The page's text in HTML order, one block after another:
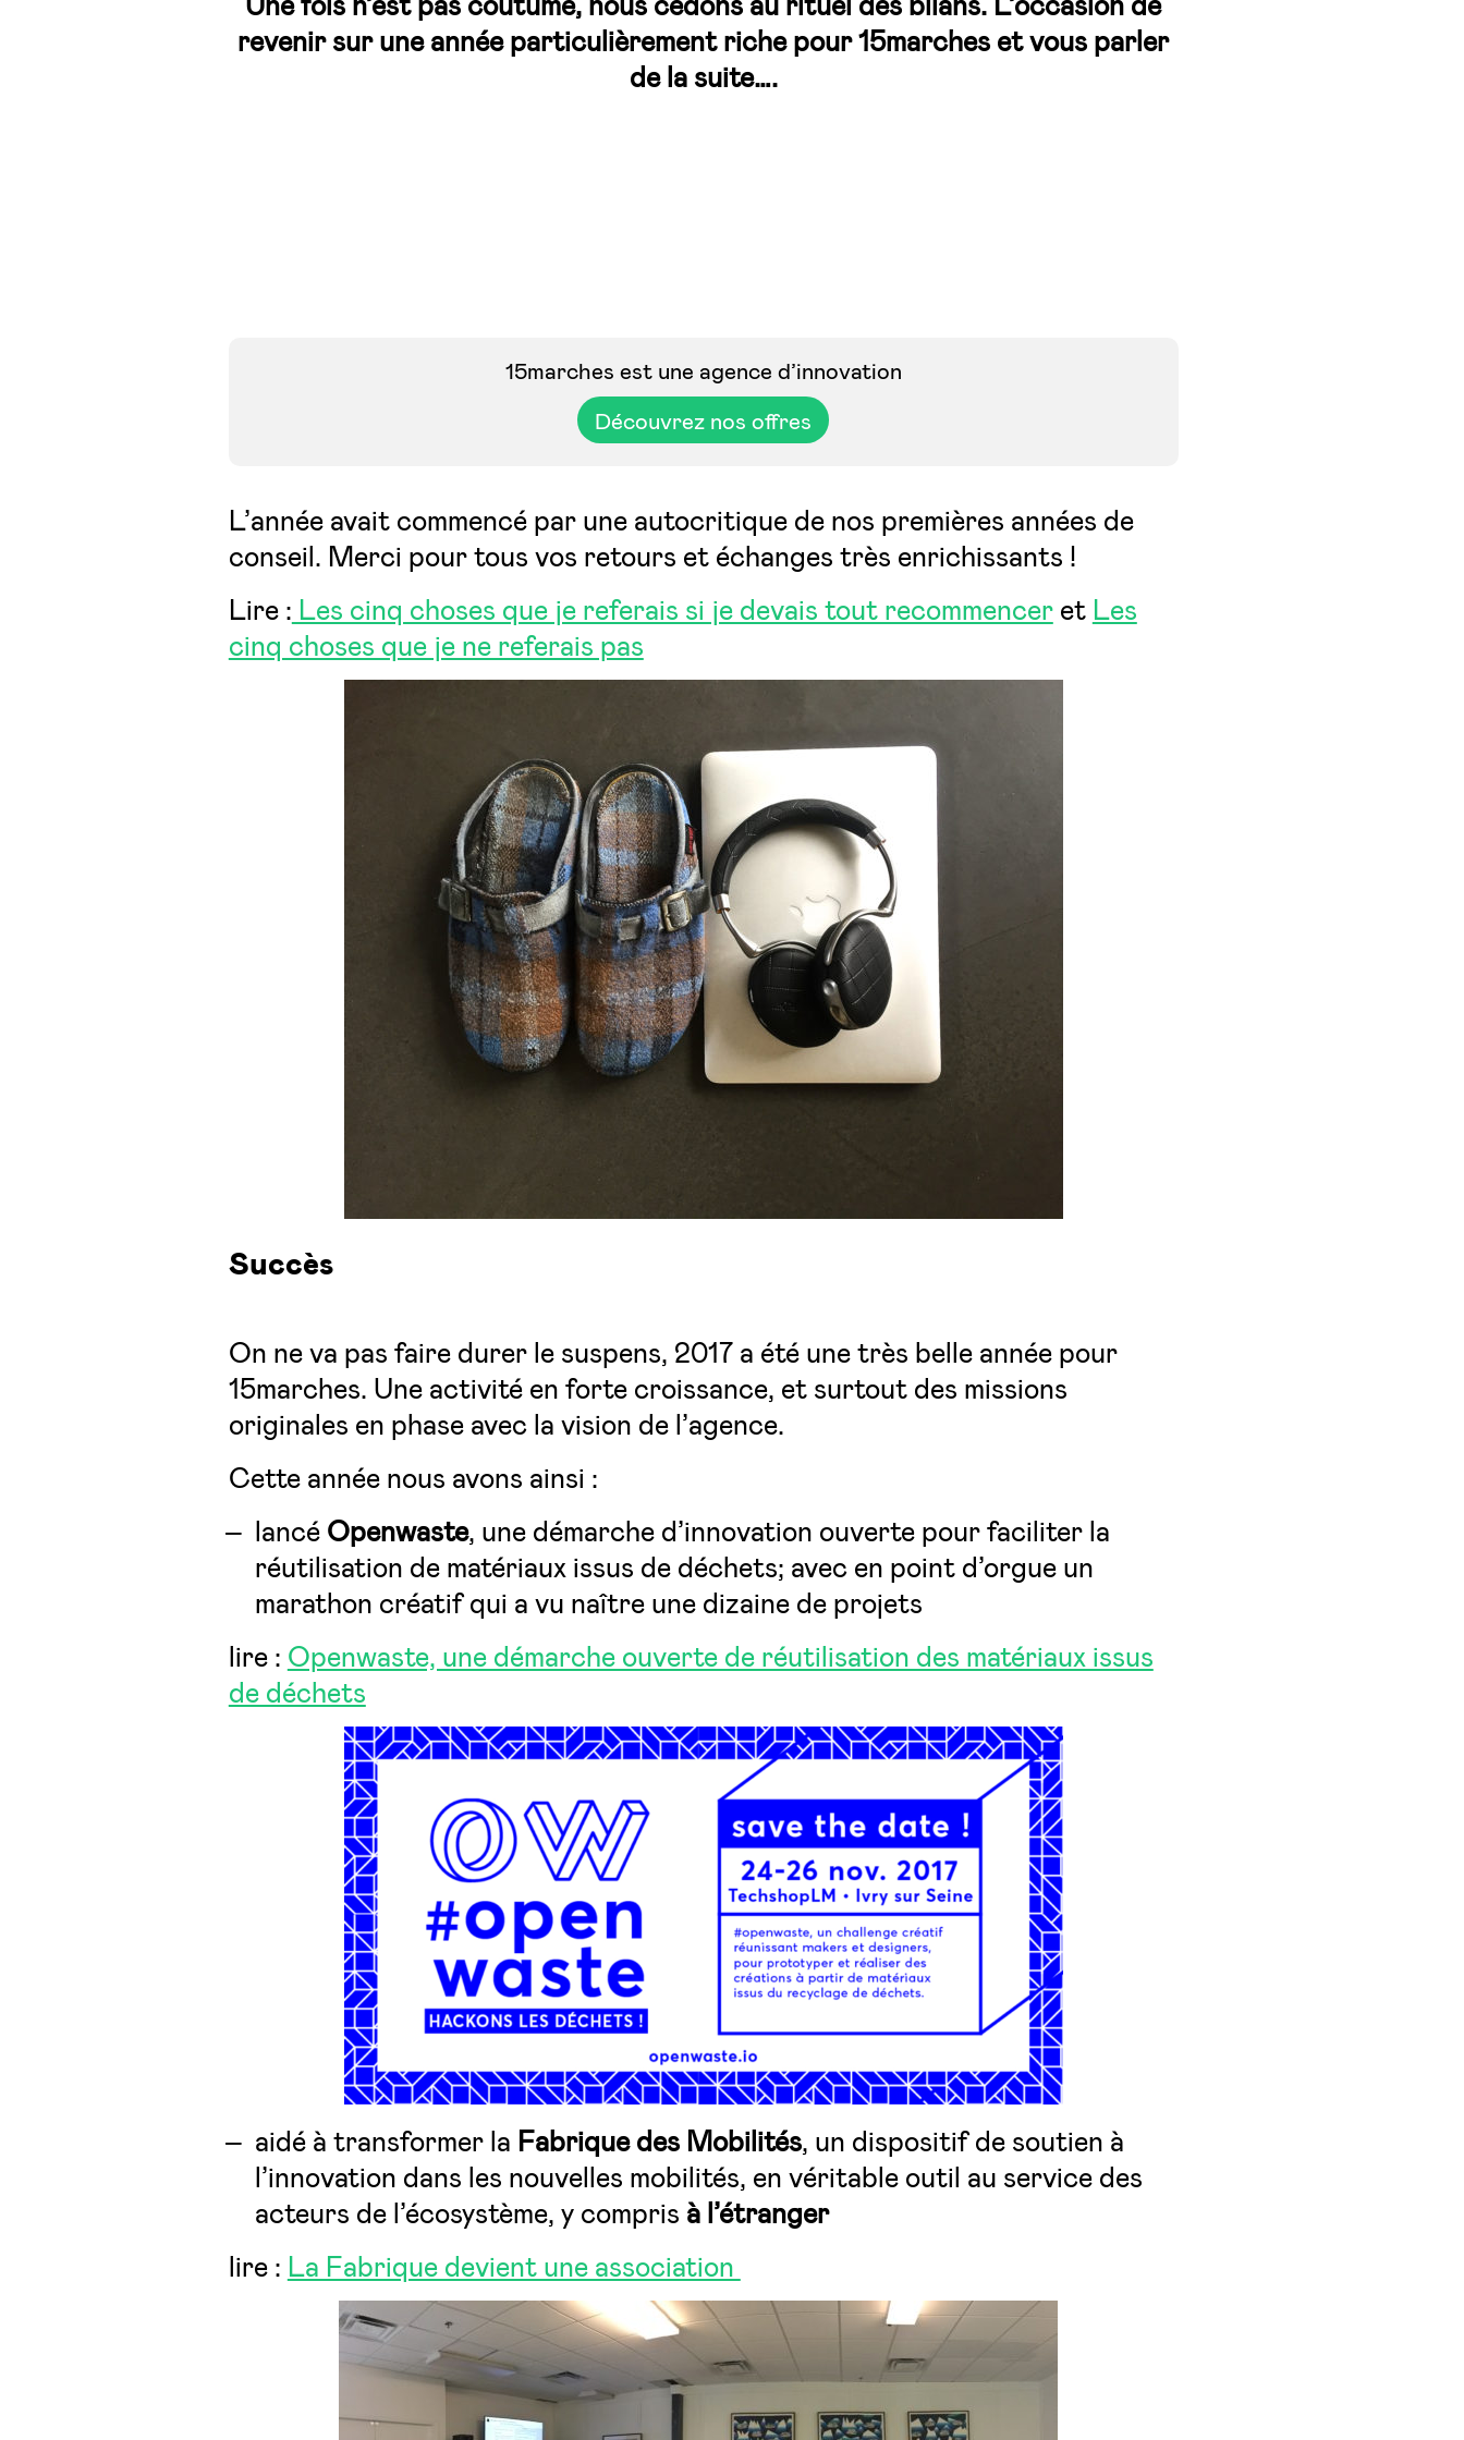
revenir sur une année particulièrement riche pour 15marches et vous parler
de la suite….
15marches est une agence d’innovation
Découvrez nos offres
L’année avait commencé par une autocritique de nos premières années de
conseil. Merci pour tous vos retours et échanges très enrichissants !
Lire : Les cinq choses que je referais si je devais tout recommencer et Les
cinq choses que je ne referais pas
Succès
On ne va pas faire durer le suspens, 2017 a été une très belle année pour
15marches. Une activité en forte croissance, et surtout des missions
originales en phase avec la vision de l’agence.
Cette année nous avons ainsi :
lancé Openwaste, une démarche d’innovation ouverte pour faciliter la
réutilisation de matériaux issus de déchets; avec en point d’orgue un
marathon créatif qui a vu naître une dizaine de projets
lire : Openwaste, une démarche ouverte de réutilisation des matériaux issus
de déchets
aidé à transformer la Fabrique des Mobilités, un dispositif de soutien à
l’innovation dans les nouvelles mobilités, en véritable outil au service des
acteurs de l’écosystème, y compris à l’étranger
lire : La Fabrique devient une association